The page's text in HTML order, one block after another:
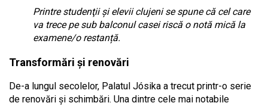
Printre studenţii şi elevii clujeni se spune că cel care
va trece pe sub balconul casei riscă o notă mică la
examene/o restanță.
Transformări și renovări
De-a lungul secolelor, Palatul Jósika a trecut printr-o serie
de renovări și schimbări. Una dintre cele mai notabile